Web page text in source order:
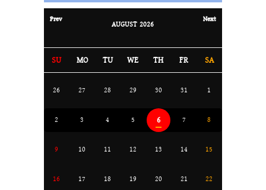
Prev
AUGUST 2026
Next
SU MO TU WE TH FR SA
26 27 28 29 30 31 1
2 3 4 5 6 7 8
9 10 11 12 13 14 15
16 17 18 19 20 21 22